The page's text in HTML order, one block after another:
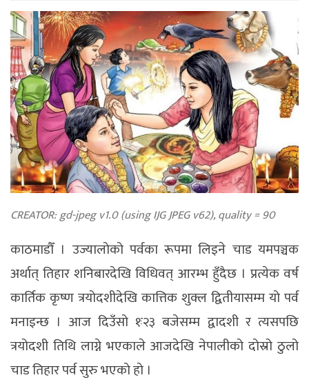
CREATOR: gd-jpeg v1.0 (using IJG JPEG v62), quality = 90
काठमाडौँ । उज्यालोको पर्वका रूपमा लिइने चाड यमपञ्चक
अर्थात् तिहार शनिबारदेखि विधिवत् आरम्भ हुँदैछ । प्रत्येक वर्ष
कार्तिक कृष्ण त्रयोदशीदेखि कात्तिक शुक्ल द्वितीयासम्म यो पर्व
मनाइन्छ । आज दिउँसो १ः२३ बजेसम्म द्वादशी र त्यसपछि
त्रयोदशी तिथि लाग्ने भएकाले आजदेखि नेपालीको दोस्रो ठुलो
चाड तिहार पर्व सुरु भएको हो ।